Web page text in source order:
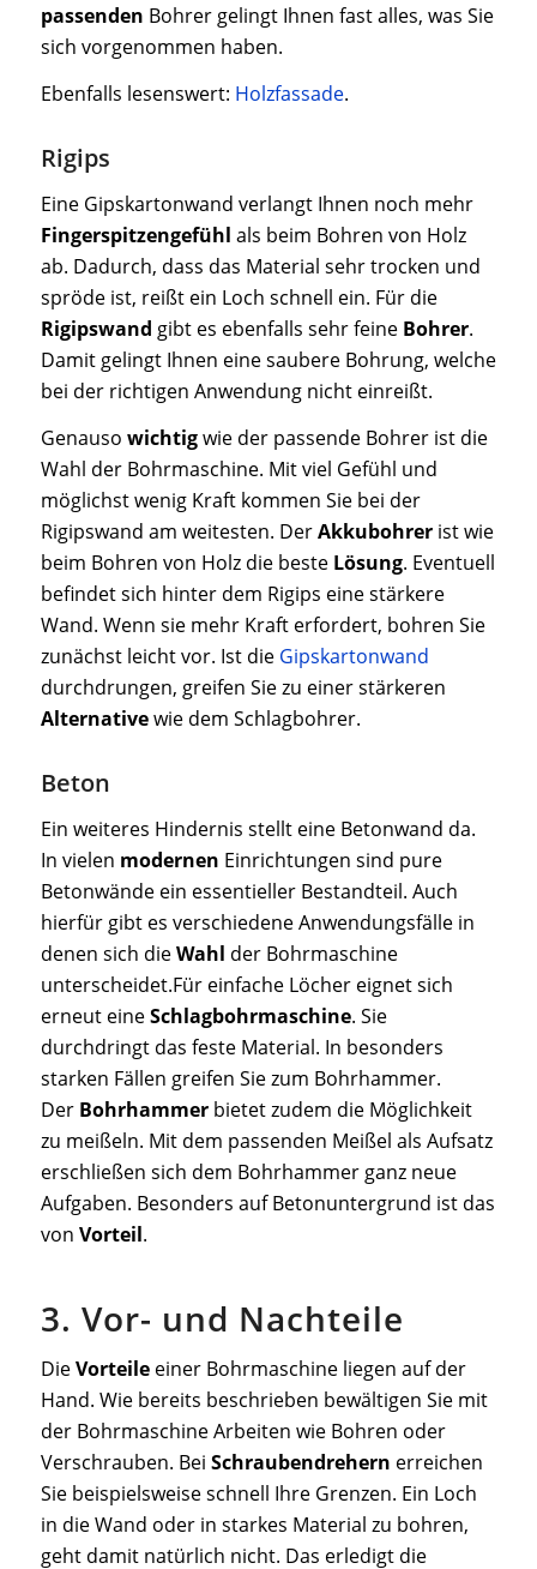
passenden Bohrer gelingt Ihnen fast alles, was Sie
sich vorgenommen haben.
Ebenfalls lesenswert: Holzfassade.
Rigips
Eine Gipskartonwand verlangt Ihnen noch mehr
Fingerspitzengefühl als beim Bohren von Holz
ab. Dadurch, dass das Material sehr trocken und
spröde ist, reißt ein Loch schnell ein. Für die
Rigipswand gibt es ebenfalls sehr feine Bohrer.
Damit gelingt Ihnen eine saubere Bohrung, welche
bei der richtigen Anwendung nicht einreißt.
Genauso wichtigwie der passende Bohrer ist die
Wahl der Bohrmaschine. Mit viel Gefühl und
möglichst wenig Kraft kommen Sie bei der
Rigipswand am weitesten. DerAkkubohrerist wie
beim Bohren von Holz die beste Lösung. Eventuell
befindet sich hinter dem Rigips eine stärkere
Wand. Wenn sie mehr Kraft erfordert, bohren Sie
zunächst leicht vor. Ist die Gipskartonwand
durchdrungen, greifen Sie zu einer stärkeren
Alternativewie dem Schlagbohrer.
Beton
Ein weiteres Hindernis stellt eine Betonwand da.
In vielen modernen Einrichtungen sind pure
Betonwände ein essentieller Bestandteil. Auch
hierfür gibt es verschiedene Anwendungsfälle in
denen sich dieWahl der Bohrmaschine
unterscheidet.Für einfache Löcher eignet sich
erneut eineSchlagbohrmaschine. Sie
durchdringt das feste Material. In besonders
starken Fällen greifen Sie zum Bohrhammer.
Der Bohrhammerbietet zudem die Möglichkeit
zu meißeln. Mit dem passenden Meißel als Aufsatz
erschließen sich dem Bohrhammer ganz neue
Aufgaben. Besonders auf Betonuntergrund ist das
von Vorteil.
3. Vor- und Nachteile
DieVorteileeiner Bohrmaschine liegen auf der
Hand. Wie bereits beschrieben bewältigen Sie mit
der Bohrmaschine Arbeiten wie Bohren oder
Verschrauben. Bei Schraubendrehern erreichen
Sie beispielsweise schnell Ihre Grenzen. Ein Loch
in die Wand oder in starkes Material zu bohren,
geht damit natürlich nicht. Das erledigt die